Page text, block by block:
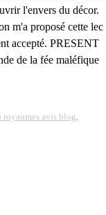
l'envers du décor.
m'a proposé cette lec
accepté. PRESENT
de la fée maléfique
royaumes avis blog,